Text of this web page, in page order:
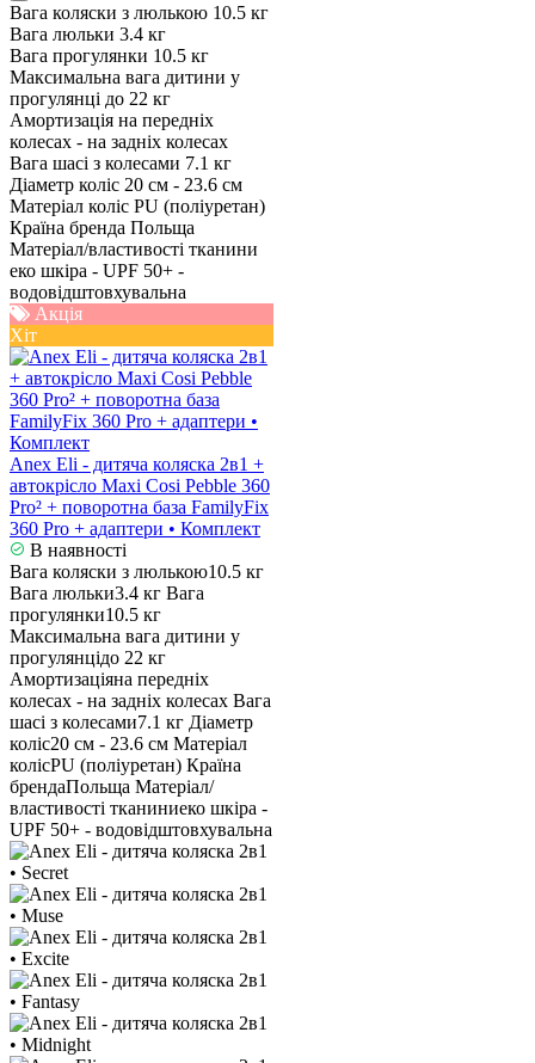
Вага коляски з люлькою 10.5 кг
Вага люльки 3.4 кг
Вага прогулянки 10.5 кг
Максимальна вага дитини у
прогулянці до 22 кг
Амортизація на передніх
колесах - на задніх колесах
Вага шасі з колесами 7.1 кг
Діаметр коліс 20 см - 23.6 см
Матеріал коліс PU (поліуретан)
Країна бренда Польща
Матеріал/властивості тканини
еко шкіра - UPF 50+ -
водовідштовхувальна
Акція
Хіт
Anex Eli - дитяча коляска 2в1 +
автокрісло Maxi Cosi Pebble 360
Pro² + поворотна база FamilyFix
360 Pro + адаптери • Комплект
В наявності
Вага коляски з люлькою10.5 кг
Вага люльки3.4 кг Вага
прогулянки10.5 кг
Максимальна вага дитини у
прогулянцідо 22 кг
Амортизаціяна передніх
колесах - на задніх колесах Вага
шасі з колесами7.1 кг Діаметр
коліс20 см - 23.6 см Матеріал
колісPU (поліуретан) Країна
брендаПольща Матеріал/
властивості тканиниеко шкіра -
UPF 50+ - водовідштовхувальна